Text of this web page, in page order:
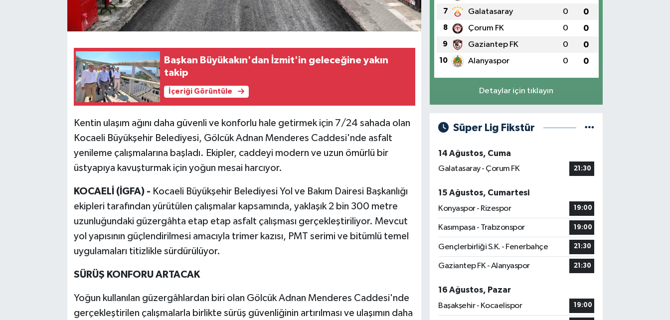
Başkan Büyükakın'dan İzmit'in geleceğine yakın
takip
İçeriği Görüntüle
Kentin ulaşım ağını daha güvenli ve konforlu hale getirmek için 7/24 sahada olan
Kocaeli Büyükşehir Belediyesi, Gölcük Adnan Menderes Caddesi'nde asfalt
yenileme çalışmalarına başladı. Ekipler, caddeyi modern ve uzun ömürlü bir
üstyapıya kavuşturmak için yoğun mesai harcıyor.
KOCAELİ (İGFA) - Kocaeli Büyükşehir Belediyesi Yol ve Bakım Dairesi Başkanlığı
ekipleri tarafından yürütülen çalışmalar kapsamında, yaklaşık 2 bin 300 metre
uzunluğundaki güzergâhta etap etap asfalt çalışması gerçekleştiriliyor. Mevcut
yol yapısının güçlendirilmesi amacıyla trimer kazısı, PMT serimi ve bitümlü temel
uygulamaları titizlikle sürdürülüyor.
SÜRÜŞ KONFORU ARTACAK
Yoğun kullanılan güzergâhlardan biri olan Gölcük Adnan Menderes Caddesi'nde
gerçekleştirilen çalışmalarla birlikte sürüş güvenliğinin artırılması ve ulaşımın daha
7 Galatasaray 0 0
8 Çorum FK 0 0
9 Gaziantep FK 0 0
10 Alanyaspor 0 0
Detaylar için tıklayın
Süper Lig Fikstür
14 Ağustos, Cuma
Galatasaray - Çorum FK
21:30
15 Ağustos, Cumartesi
Konyaspor - Rizespor
19:00
Kasımpaşa - Trabzonspor 19:00
Gençlerbirliği S.K. - Fenerbahçe 21:30
Gaziantep FK - Alanyaspor 21:30
16 Ağustos, Pazar
Başakşehir - Kocaelispor
19:00